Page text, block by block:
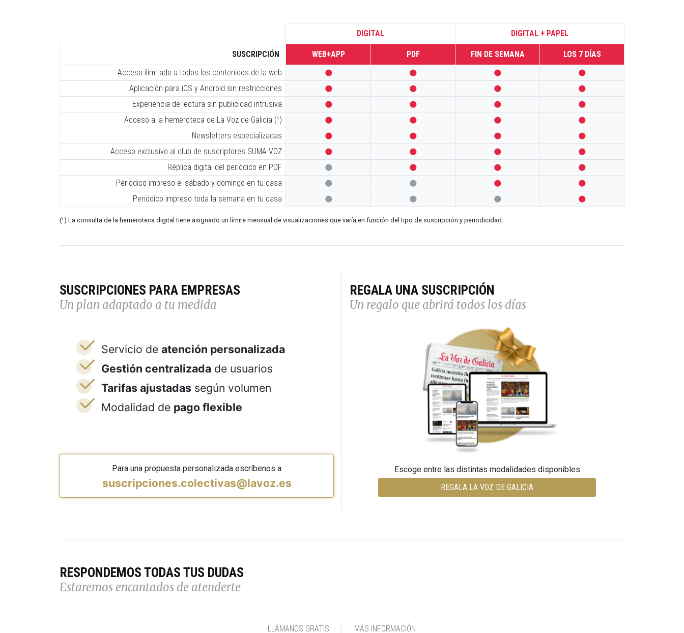
DIGITAL DIGITAL + PAPEL
SUSCRIPCIÓN WEB+APP PDF FIN DE SEMANA
LOS 7 DÍAS
Acceso ilimitado a todos los contenidos de la web
   
Aplicación para iOS y Android sin restricciones    
Experiencia de lectura sin publicidad intrusiva    
Acceso a la hemeroteca de La Voz de Galicia (¹)    
Newsletters especializadas    
Acceso exclusivo al club de suscriptores SUMA VOZ    
Réplica digital del periódico en PDF    
Periódico impreso el sábado y domingo en tu casa    
Periódico impreso toda la semana en tu casa    
(¹) La consulta de la hemeroteca digital tiene asignado un límite mensual de visualizaciones que varía en función del tipo de suscripción y periodicidad.
SUSCRIPCIONES PARA EMPRESAS
Un plan adaptado a tu medida
Servicio de atención personalizada
Gestión centralizada de usuarios
Tarifas ajustadas según volumen
Modalidad de pago flexible
Para una propuesta personalizada escríbenos a
suscripciones.colectivas@lavoz.es
REGALA UNA SUSCRIPCIÓN
Un regalo que abrirá todos los días
Escoge entre las distintas modalidades disponibles
REGALA LA VOZ DE GALICIA
RESPONDEMOS TODAS TUS DUDAS
Estaremos encantados de atenderte
LLÁMANOS GRATIS MÁS INFORMACIÓN